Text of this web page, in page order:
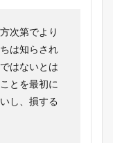
次第でより
は知らされ
はないとは
とを最初に
し、損する